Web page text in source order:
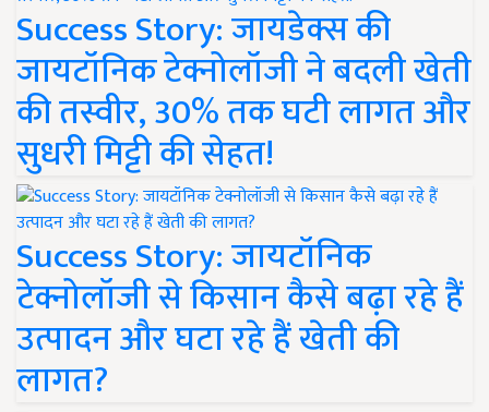
Success Story: जायडेक्स की
जायटॉनिक टेक्नोलॉजी ने बदली खेती
की तस्वीर, 30% तक घटी लागत और
सुधरी मिट्टी की सेहत!
Success Story: जायटॉनिक
टेक्नोलॉजी से किसान कैसे बढ़ा रहे हैं
उत्पादन और घटा रहे हैं खेती की
लागत?